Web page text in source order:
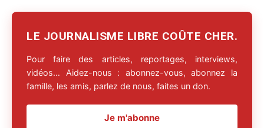
LE JOURNALISME LIBRE COÛTE CHER.
Pour faire des articles, reportages, interviews,
vidéos… Aidez-nous : abonnez-vous, abonnez la
famille, les amis, parlez de nous, faites un don.
Je m'abonne